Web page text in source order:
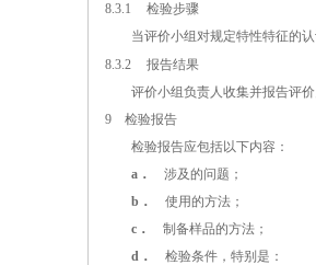
8.3.1
检验步骤
当评价小组对规定特性特征的认
8.3.2
报告结果
评价小组负责人收集并报告评价
9 检验报告
检验报告应包括以下内容：
a．
涉及的问题；
b．
使用的方法；
c．
制备样品的方法；
d．
检验条件，特别是：